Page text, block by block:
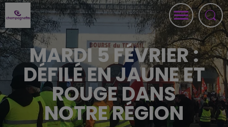
MARDI 5 FÉVRIER :
DÉFILÉ EN JAUNE ET
ROUGE DANS
NOTRE RÉGION